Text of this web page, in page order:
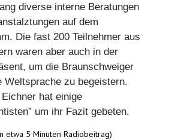
diverse interne Beratungen
auf dem
Die fast 200 Teilnehmer aus
waren aber auch in der
um die Braunschweiger
Weltsprache zu begeistern.
hat einige
um ihr Fazit gebeten.
etwa 5 Minuten Radiobeitrag)